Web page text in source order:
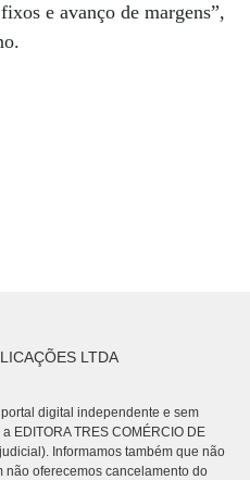
e avanço de margens”,
LTDA
digital independente e sem
EDITORA TRES COMÉRCIO DE
Informamos também que não
oferecemos cancelamento do